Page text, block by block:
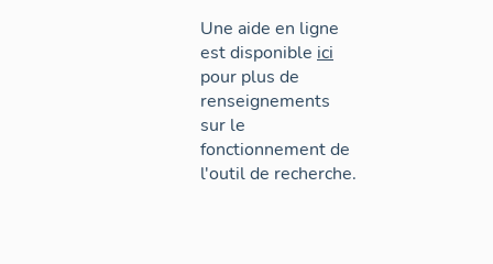
Une aide en ligne
est disponible ici
pour plus de
renseignements
sur le
fonctionnement de
l'outil de recherche.